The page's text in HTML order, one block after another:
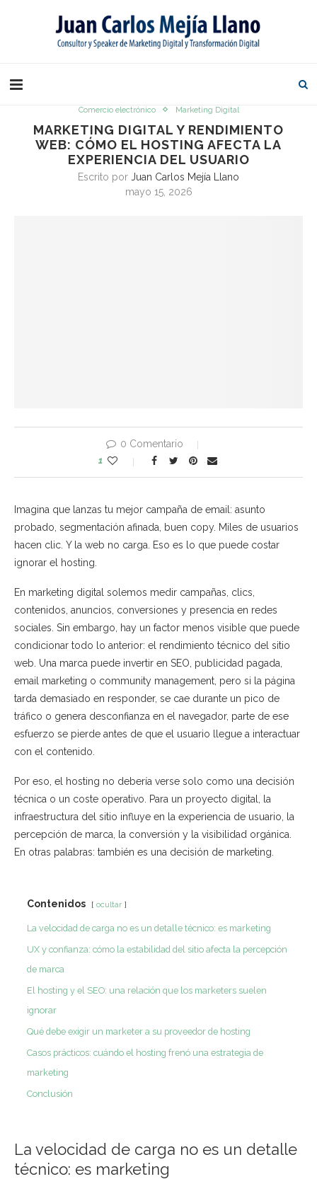
Comercio electrónico Marketing Digital
MARKETING DIGITAL Y RENDIMIENTO
WEB: CÓMO EL HOSTING AFECTA LA
EXPERIENCIA DEL USUARIO
Escrito por Juan Carlos Mejía Llano
mayo 15, 2026
0 Comentario
1
Imagina que lanzas tu mejor campaña de email: asunto
probado, segmentación afinada, buen copy. Miles de usuarios
hacen clic. Y la web no carga. Eso es lo que puede costar
ignorar el hosting.
En marketing digital solemos medir campañas, clics,
contenidos, anuncios, conversiones y presencia en redes
sociales. Sin embargo, hay un factor menos visible que puede
condicionar todo lo anterior: el rendimiento técnico del sitio
web. Una marca puede invertir en SEO, publicidad pagada,
email marketing o community management, pero si la página
tarda demasiado en responder, se cae durante un pico de
tráfico o genera desconfianza en el navegador, parte de ese
esfuerzo se pierde antes de que el usuario llegue a interactuar
con el contenido.
Por eso, el hosting no debería verse solo como una decisión
técnica o un coste operativo. Para un proyecto digital, la
infraestructura del sitio influye en la experiencia de usuario, la
percepción de marca, la conversión y la visibilidad orgánica.
En otras palabras: también es una decisión de marketing.
Contenidos ocultar
La velocidad de carga no es un detalle técnico: es marketing
UX y confianza: cómo la estabilidad del sitio afecta la percepción
de marca
El hosting y el SEO: una relación que los marketers suelen
ignorar
Qué debe exigir un marketer a su proveedor de hosting
Casos prácticos: cuándo el hosting frenó una estrategia de
marketing
Conclusión
La velocidad de carga no es un detalle
técnico: es marketing